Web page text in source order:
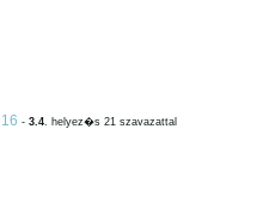
16 -3.4. helyez�s 21 szavazattal